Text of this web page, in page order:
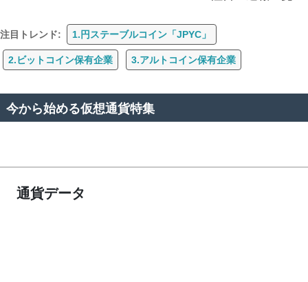
注目トレンド: 1.円ステーブルコイン「JPYC」
2.ビットコイン保有企業 3.アルトコイン保有企業
今から始める仮想通貨特集
通貨データ